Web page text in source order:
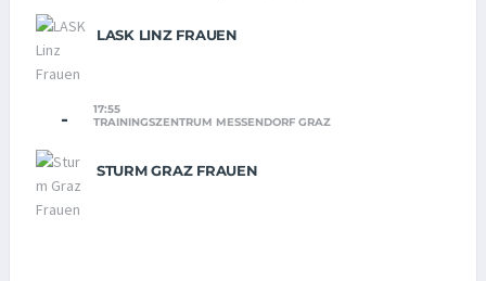
LASK LINZ FRAUEN
-
17:55
TRAININGSZENTRUM MESSENDORF GRAZ
STURM GRAZ FRAUEN